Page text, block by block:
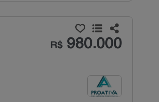
R$980.000